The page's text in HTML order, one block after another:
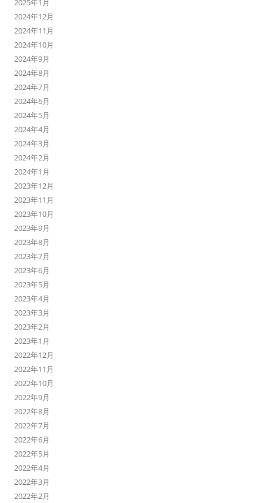
2025年1月
2024年12月
2024年11月
2024年10月
2024年9月
2024年8月
2024年7月
2024年6月
2024年5月
2024年4月
2024年3月
2024年2月
2024年1月
2023年12月
2023年11月
2023年10月
2023年9月
2023年8月
2023年7月
2023年6月
2023年5月
2023年4月
2023年3月
2023年2月
2023年1月
2022年12月
2022年11月
2022年10月
2022年9月
2022年8月
2022年7月
2022年6月
2022年5月
2022年4月
2022年3月
2022年2月